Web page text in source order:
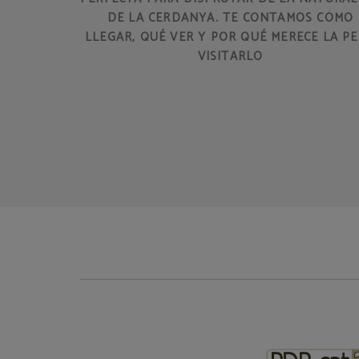
DE LA CERDANYA. TE CONTAMOS CÓMO
LLEGAR, QUÉ VER Y POR QUÉ MERECE LA
VISITARLO